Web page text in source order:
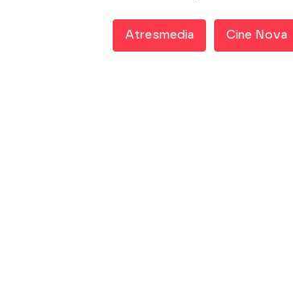
Atresmedia Cine Nova